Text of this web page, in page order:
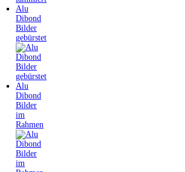
Alu
Dibond
Bilder
gebürstet
Alu
Dibond
Bilder
im
Rahmen